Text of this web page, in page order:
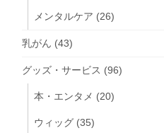
メンタルケア (26)
乳がん (43)
グッズ・サービス (96)
本・エンタメ (20)
ウィッグ (35)